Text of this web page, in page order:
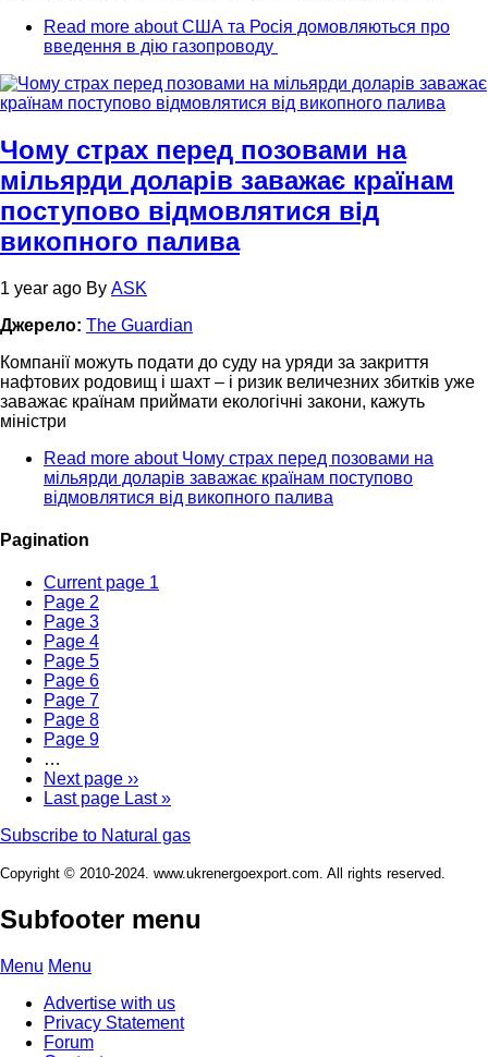
Read more about США та Росія домовляються про
введення в дію газопроводу
Чому страх перед позовами на
мільярди доларів заважає країнам
поступово відмовлятися від
викопного палива
1 year ago By ASK
Джерело: The Guardian
Компанії можуть подати до суду на уряди за закриття
нафтових родовищ і шахт – і ризик величезних збитків уже
заважає країнам приймати екологічні закони, кажуть
міністри
Read more about Чому страх перед позовами на
мільярди доларів заважає країнам поступово
відмовлятися від викопного палива
Pagination
Current page 1
Page 2
Page 3
Page 4
Page 5
Page 6
Page 7
Page 8
Page 9
…
Next page ››
Last page Last »
Subscribe to Natural gas
Copyright © 2010-2024. www.ukrenergoexport.com. All rights reserved.
Subfooter menu
Menu Menu
Advertise with us
Privacy Statement
Forum